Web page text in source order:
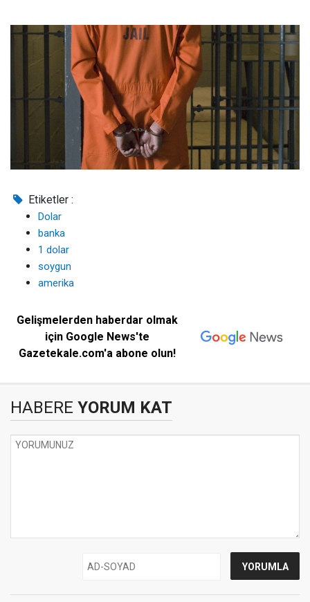
Etiketler :
Dolar
banka
1 dolar
soygun
amerika
Gelişmelerden haberdar olmak
için Google News'te
Gazetekale.com'a abone olun!
HABERE YORUM KAT